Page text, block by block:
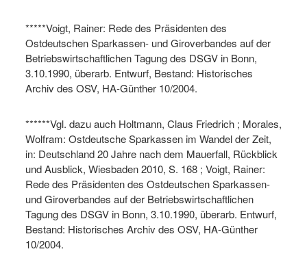
*****Voigt, Rainer: Rede des Präsidenten des
Ostdeutschen Sparkassen- und Giroverbandes auf der
Betriebswirtschaftlichen Tagung des DSGV in Bonn,
3.10.1990, überarb. Entwurf, Bestand: Historisches
Archiv des OSV, HA-Günther 10/2004.
******Vgl. dazu auch Holtmann, Claus Friedrich ; Morales,
Wolfram: Ostdeutsche Sparkassen im Wandel der Zeit,
in: Deutschland 20 Jahre nach dem Mauerfall, Rückblick
und Ausblick, Wiesbaden 2010, S. 168 ; Voigt, Rainer:
Rede des Präsidenten des Ostdeutschen Sparkassen-
und Giroverbandes auf der Betriebswirtschaftlichen
Tagung des DSGV in Bonn, 3.10.1990, überarb. Entwurf,
Bestand: Historisches Archiv des OSV, HA-Günther
10/2004.